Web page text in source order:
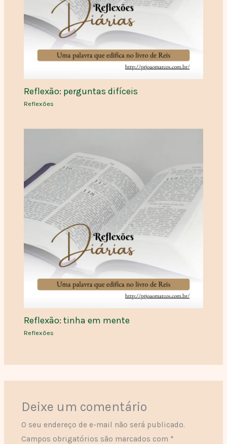
Reflexão: perguntas difíceis
Reflexões
Reflexão: tinha em mente
Reflexões
Deixe um comentário
O seu endereço de e-mail não será publicado.
Campos obrigatórios são marcados com *